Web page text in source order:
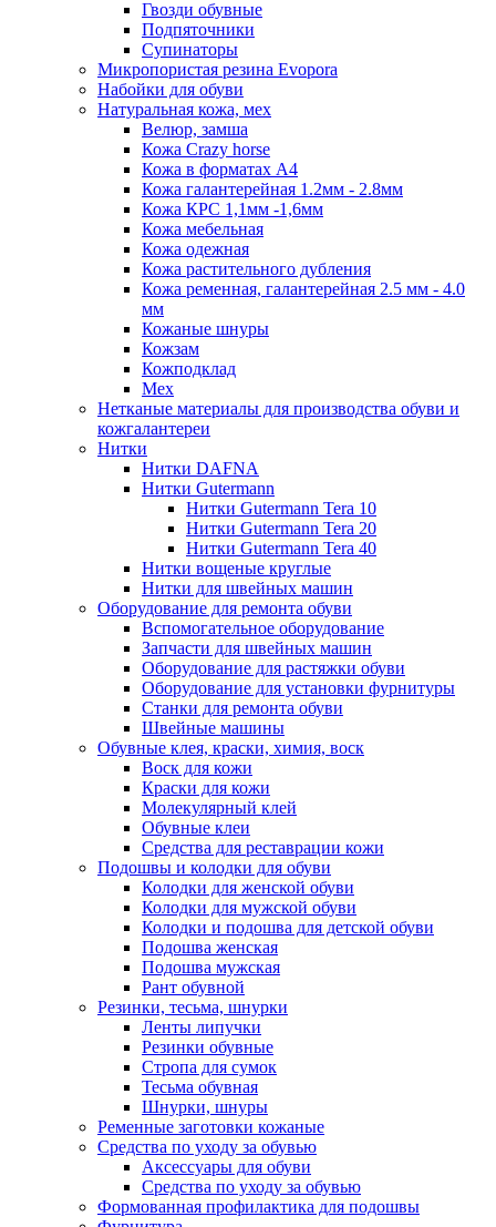
Гвозди обувные
Подпяточники
Супинаторы
Микропористая резина Evopora
Набойки для обуви
Натуральная кожа, мех
Велюр, замша
Кожа Crazy horse
Кожа в форматах А4
Кожа галантерейная 1.2мм - 2.8мм
Кожа КРС 1,1мм -1,6мм
Кожа мебельная
Кожа одежная
Кожа растительного дубления
Кожа ременная, галантерейная 2.5 мм - 4.0
мм
Кожаные шнуры
Кожзам
Кожподклад
Мех
Нетканые материалы для производства обуви и
кожгалантереи
Нитки
Нитки DAFNA
Нитки Gutermann
Нитки Gutermann Tera 10
Нитки Gutermann Tera 20
Нитки Gutermann Tera 40
Нитки вощеные круглые
Нитки для швейных машин
Оборудование для ремонта обуви
Вспомогательное оборудование
Запчасти для швейных машин
Оборудование для растяжки обуви
Оборудование для установки фурнитуры
Станки для ремонта обуви
Швейные машины
Обувные клея, краски, химия, воск
Воск для кожи
Краски для кожи
Молекулярный клей
Обувные клеи
Средства для реставрации кожи
Подошвы и колодки для обуви
Колодки для женской обуви
Колодки для мужской обуви
Колодки и подошва для детской обуви
Подошва женская
Подошва мужская
Рант обувной
Резинки, тесьма, шнурки
Ленты липучки
Резинки обувные
Стропа для сумок
Тесьма обувная
Шнурки, шнуры
Ременные заготовки кожаные
Средства по уходу за обувью
Аксессуары для обуви
Средства по уходу за обувью
Формованная профилактика для подошвы